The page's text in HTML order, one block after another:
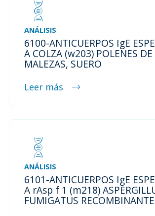
ANÁLISIS
6100-ANTICUERPOS IgE
A COLZA (w203) POLENES DE
MALEZAS, SUERO
Leer más
ANÁLISIS
6101-ANTICUERPOS IgE
A rAsp f 1 (m218)
FUMIGATUS